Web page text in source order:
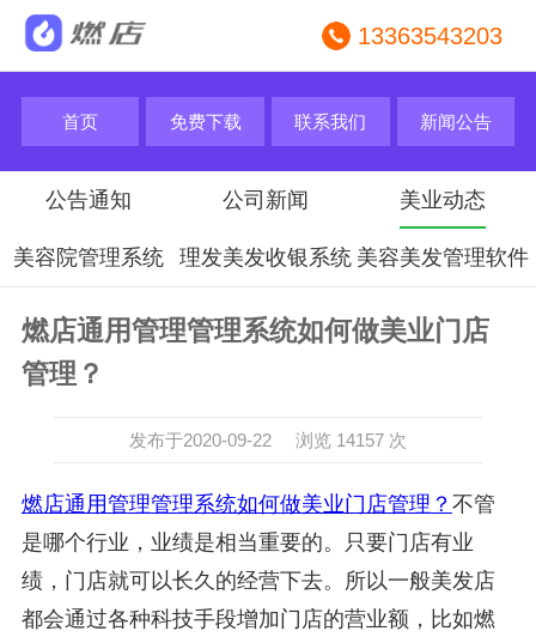
13363543203
首页 免费下载 联系我们 新闻公告
公告通知 公司新闻 美业动态
美容院管理系统 理发美发收银系统 美容美发管理软件
燃店通用管理管理系统如何做美业门店
管理？
发布于2020-09-22 浏览 14157 次
燃店通用管理管理系统如何做美业门店管理？ 不管
是哪个行业，业绩是相当重要的。只要门店有业
绩，门店就可以长久的经营下去。所以一般美发店
都会通过各种科技手段增加门店的营业额，比如燃